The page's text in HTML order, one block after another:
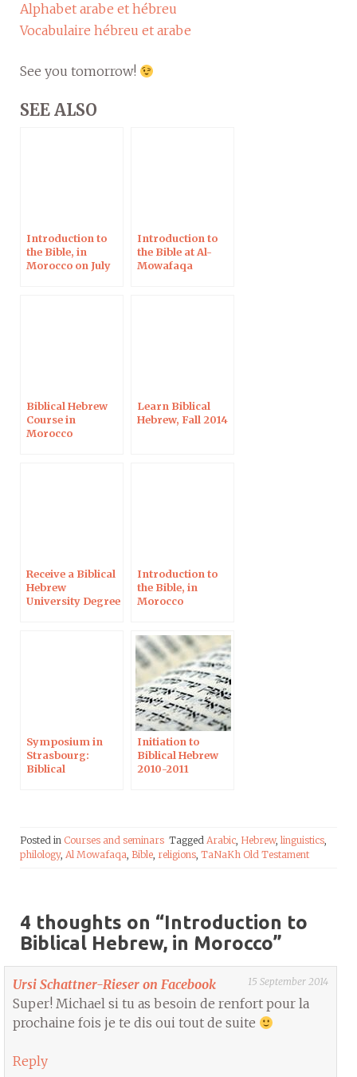
Alphabet arabe et hébreu
Vocabulaire hébreu et arabe
See you tomorrow!
SEE ALSO
Introduction to
the Bible, in
Morocco on July
Introduction to
the Bible at Al-
Mowafaqa
Biblical Hebrew
Course in
Morocco
Learn Biblical
Hebrew, Fall 2014
Receive a Biblical
Hebrew
University Degree
Introduction to
the Bible, in
Morocco
Symposium in
Strasbourg:
Biblical
Initiation to
Biblical Hebrew
2010-2011
Posted in Courses and seminars Tagged Arabic, Hebrew, linguistics,
philology, Al Mowafaqa, Bible, religions, TaNaKh Old Testament
4 thoughts on “Introduction to
Biblical Hebrew, in Morocco”
Ursi Schattner-Rieser on Facebook 15 September 2014
Super! Michael si tu as besoin de renfort pour la
prochaine fois je te dis oui tout de suite
Reply